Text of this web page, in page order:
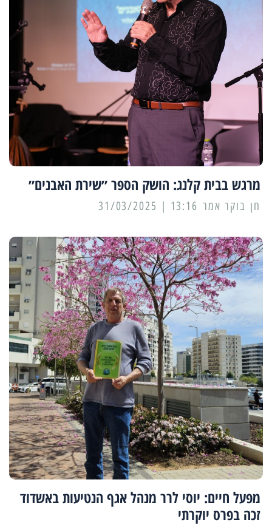
מרגש בבית קלנג: הושק הספר ״שירת האבנים״
13:16 | 31/03/2025
מפעל חיים: יוסי לרר מנהל אגף הנטיעות באשדוד
זכה בפרס יוקרתי